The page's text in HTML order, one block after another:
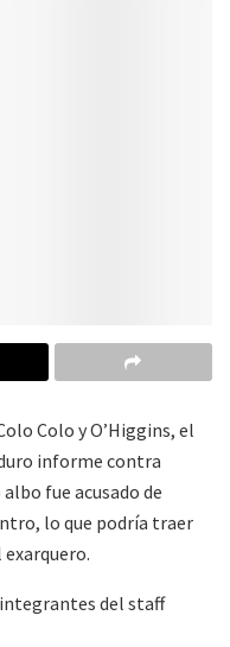
Colo y O’Higgins, el
informe contra
fue acusado de
lo que podría traer
del staff